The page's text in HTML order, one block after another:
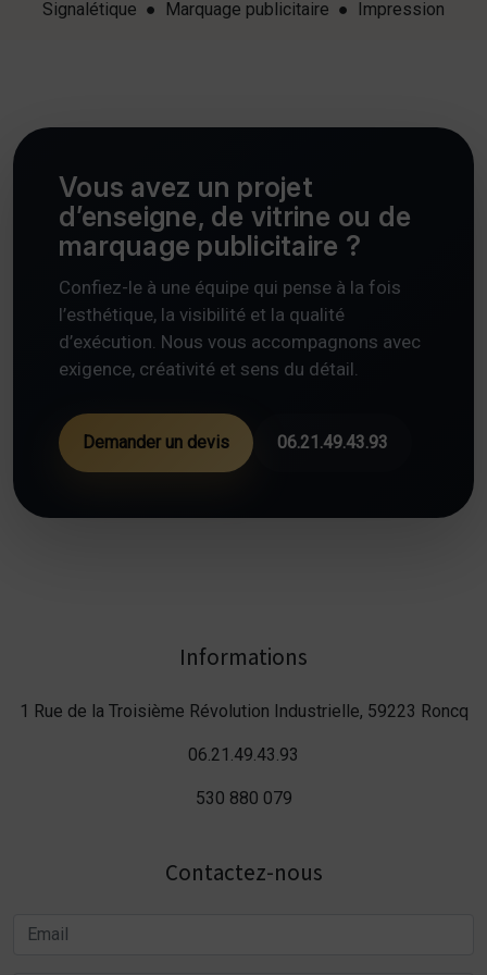
Signalétique ● Marquage publicitaire ● Impression
Vous avez un projet
d’enseigne, de vitrine ou de
marquage publicitaire ?
Confiez-le à une équipe qui pense à la fois
l’esthétique, la visibilité et la qualité
d’exécution. Nous vous accompagnons avec
exigence, créativité et sens du détail.
Demander un devis 06.21.49.43.93
Informations
1 Rue de la Troisième Révolution Industrielle, 59223 Roncq
06.21.49.43.93
530 880 079
Contactez-nous